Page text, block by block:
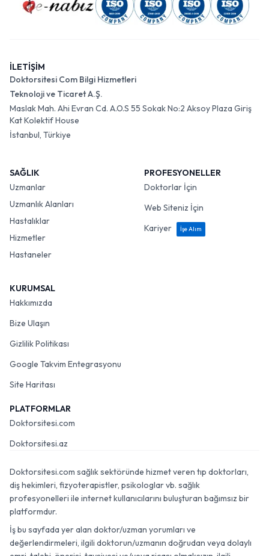
İLETİŞİM
Doktorsitesi Com Bilgi Hizmetleri
Teknoloji ve Ticaret A.Ş.
Maslak Mah. Ahi Evran Cd. A.O.S 55 Sokak No:2 Aksoy Plaza Giriş
Kat Kolektif House
İstanbul, Türkiye
SAĞLIK
Uzmanlar
Uzmanlık Alanları
Hastalıklar
Hizmetler
Hastaneler
PROFESYONELLER
Doktorlar İçin
Web Siteniz İçin
Kariyer
İşe Alım
KURUMSAL
Hakkımızda
Bize Ulaşın
Gizlilik Politikası
Google Takvim Entegrasyonu
Site Haritası
PLATFORMLAR
Doktorsitesi.com
Doktorsitesi.az
Doktorsitesi.com sağlık sektöründe hizmet veren tıp doktorları,
diş hekimleri, fizyoterapistler, psikologlar vb. sağlık
profesyonelleri ile internet kullanıcılarını buluşturan bağımsız bir
platformdur.
İş bu sayfada yer alan doktor/uzman yorumları ve
değerlendirmeleri, ilgili doktorun/uzmanın doğrudan veya dolaylı